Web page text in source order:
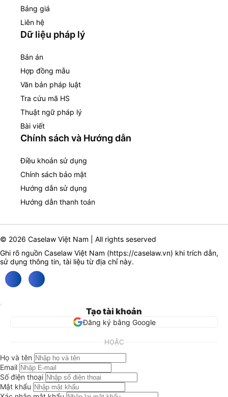
Bảng giá
Liên hệ
Dữ liệu pháp lý
Bản án
Hợp đồng mẫu
Văn bản pháp luật
Tra cứu mã HS
Thuật ngữ pháp lý
Bài viết
Chính sách và Hướng dẫn
Điều khoản sử dụng
Chính sách bảo mật
Hướng dẫn sử dụng
Hướng dẫn thanh toán
© 2026 Caselaw Việt Nam | All rights seserved
Ghi rõ nguồn Caselaw Việt Nam (https://caselaw.vn) khi trích dẫn,
sử dụng thông tin, tài liệu từ địa chỉ này.
Tạo tài khoản
Đăng ký bằng Google
HOẶC
Họ và tên
Email
Số điện thoại
Mật khẩu